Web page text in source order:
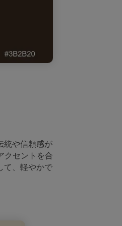
統や信頼感が
クセントを合
て、軽やかで